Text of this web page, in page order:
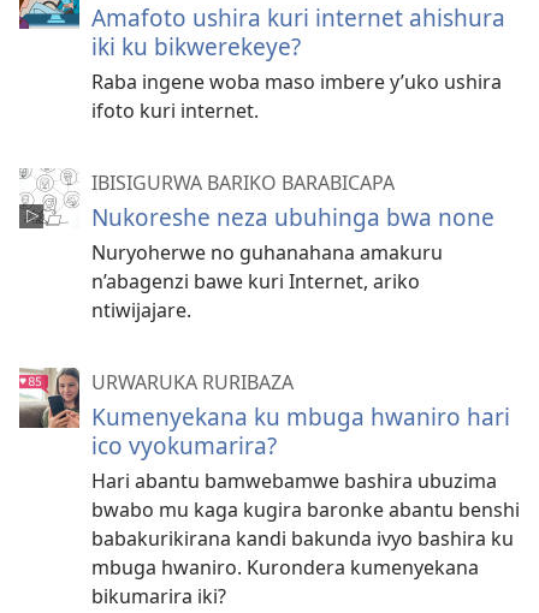
Amafoto ushira kuri internet ahishura
iki ku bikwerekeye?
Raba ingene woba maso imbere y’uko ushira
ifoto kuri internet.
IBISIGURWA BARIKO BARABICAPA
Nukoreshe neza ubuhinga bwa none
Nuryoherwe no guhanahana amakuru
n’abagenzi bawe kuri Internet, ariko
ntiwijajare.
URWARUKA RURIBAZA
Kumenyekana ku mbuga hwaniro hari
ico vyokumarira?
Hari abantu bamwebamwe bashira ubuzima
bwabo mu kaga kugira baronke abantu benshi
babakurikirana kandi bakunda ivyo bashira ku
mbuga hwaniro. Kurondera kumenyekana
bikumarira iki?